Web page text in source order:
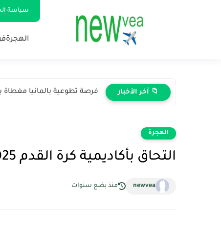
سياسة
الهجرة
📁 آخر الأخبار فرصة تطوعية بالمانيا مغطاة
الهجرة
التحاق بأكاديمية كرة القدم 2025: فرصتك لتحقيق حلم
newvea منذ بضع سنوات